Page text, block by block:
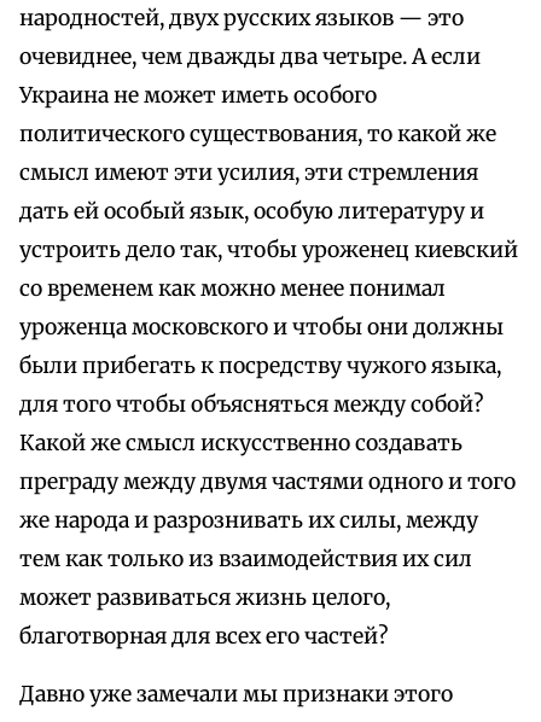
народностей, двух русских языков — это
очевиднее, чем дважды два четыре. А если
Украина не может иметь особого
политического существования, то какой же
смысл имеют эти усилия, эти стремления
дать ей особый язык, особую литературу и
устроить дело так, чтобы уроженец киевский
со временем как можно менее понимал
уроженца московского и чтобы они должны
были прибегать к посредству чужого языка,
для того чтобы объясняться между собой?
Какой же смысл искусственно создавать
преграду между двумя частями одного и того
же народа и разрознивать их силы, между
тем как только из взаимодействия их сил
может развиваться жизнь целого,
благотворная для всех его частей?
Давно уже замечали мы признаки этого